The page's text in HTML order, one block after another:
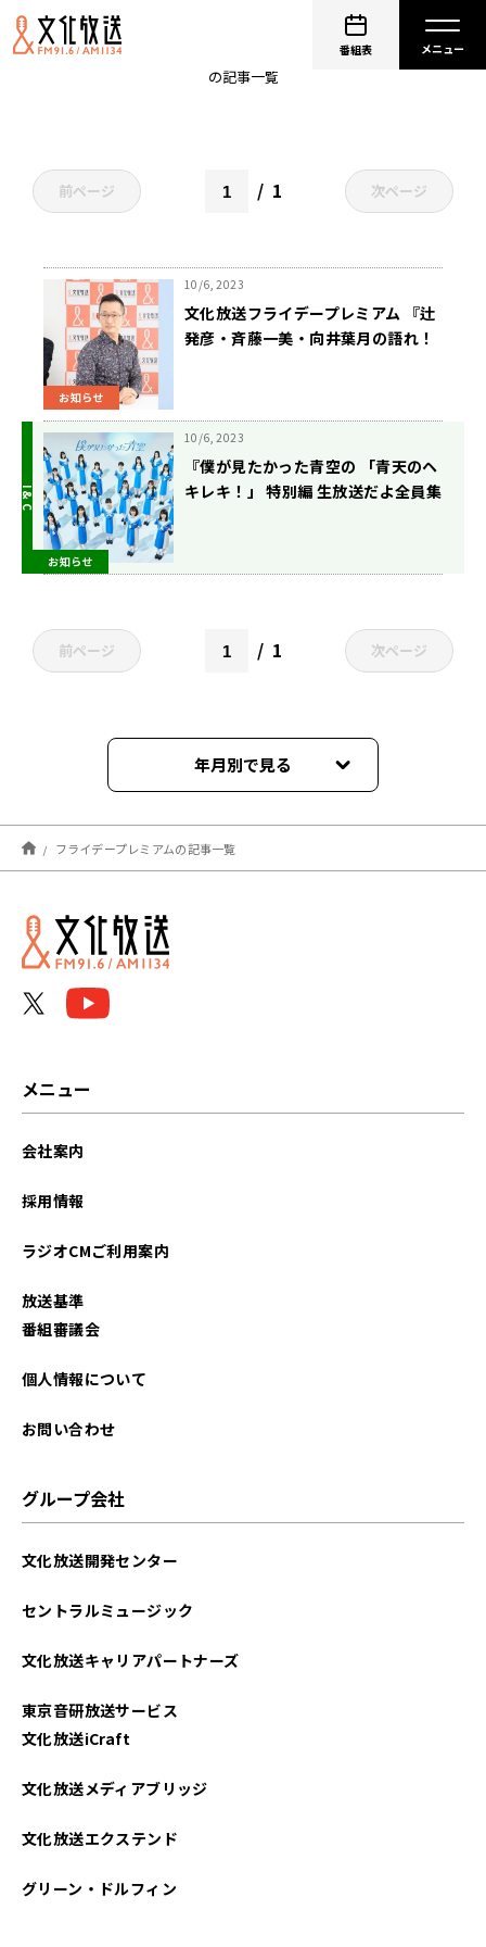
番組表
フライデープレミアム
の記事一覧
前ページ 1 次ページ
お知らせ
10/6, 2023
文化放送フライデープレミアム 『辻
発彦・斉藤一美・向井葉月の語れ！
お知らせ
10/6, 2023
『僕が見たかった青空の 「青天のヘ
キレキ！」 特別編 生放送だよ全員集
前ページ 1 次ページ
年月別で見る
2024年02月
2023年10月
2023年03月
フライデープレミアムの記事一覧
メニュー
会社案内
採用情報
ラジオCMご利用案内
放送基準
番組審議会
個人情報について
お問い合わせ
グループ会社
文化放送開発センター
セントラルミュージック
文化放送キャリアパートナーズ
東京音研放送サービス
文化放送iCraft
文化放送メディアブリッジ
文化放送エクステンド
グリーン・ドルフィン